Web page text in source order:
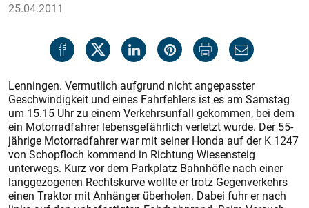
25.04.2011
Lenningen. Vermutlich aufgrund nicht angepasster
Geschwindigkeit und eines Fahrfehlers ist es am Samstag
um 15.15 Uhr zu einem Verkehrsunfall gekommen, bei dem
ein Motorradfahrer lebensgefährlich verletzt wurde. Der 55-
jährige Motorradfahrer war mit seiner Honda auf der K 1247
von Schopfloch kommend in Richtung Wiesensteig
unterwegs. Kurz vor dem Parkplatz Bahnhöfle nach einer
langgezogenen Rechtskurve wollte er trotz Gegenverkehrs
einen Traktor mit Anhänger überholen. Dabei fuhr er nach